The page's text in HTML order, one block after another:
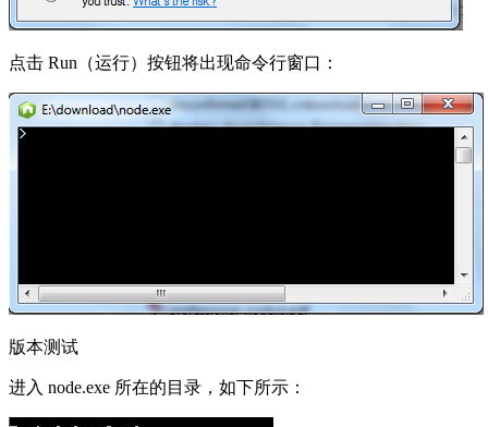
点击 Run（运行）按钮将出现命令行窗口：
版本测试
进入 node.exe 所在的目录，如下所示：